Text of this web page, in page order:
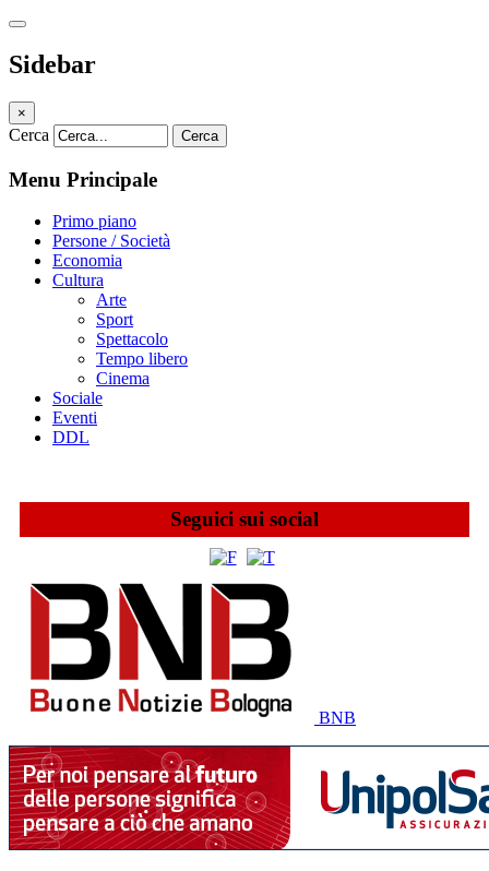
Sidebar
×
Cerca Cerca
Menu Principale
Primo piano
Persone / Società
Economia
Cultura
Arte
Sport
Spettacolo
Tempo libero
Cinema
Sociale
Eventi
DDL
Seguici sui social
BNB